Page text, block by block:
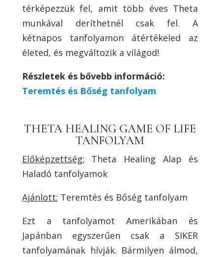
térképezzük fel, amit több éves Theta
munkával deríthetnél csak fel. A
kétnapos tanfolyamon átértékeled az
életed, és megváltozik a világod!
Részletek és bővebb információ:
Teremtés és Bőség tanfolyam
THETA HEALING GAME OF LIFE
TANFOLYAM
Előképzettség: Theta Healing Alap és
Haladó tanfolyamok
Ajánlott: Teremtés és Bőség tanfolyam
Ezt a tanfolyamot Amerikában és
Japánban egyszerűen csak a SIKER
tanfolyamának hívják. Bármilyen álmod,